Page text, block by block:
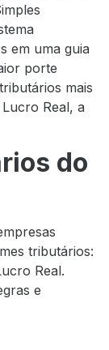
em uma guia
porte
mais
Real, a
do
tributários:
Real.
e